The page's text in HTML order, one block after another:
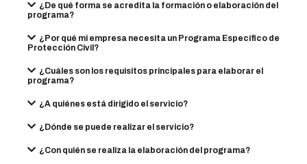
¿De qué forma se acredita la formación o elaboración del
programa?
¿Por qué mi empresa necesita un Programa Específico de
Protección Civil?
¿Cuáles son los requisitos principales para elaborar el
programa?
¿A quiénes está dirigido el servicio?
¿Dónde se puede realizar el servicio?
¿Con quién se realiza la elaboración del programa?